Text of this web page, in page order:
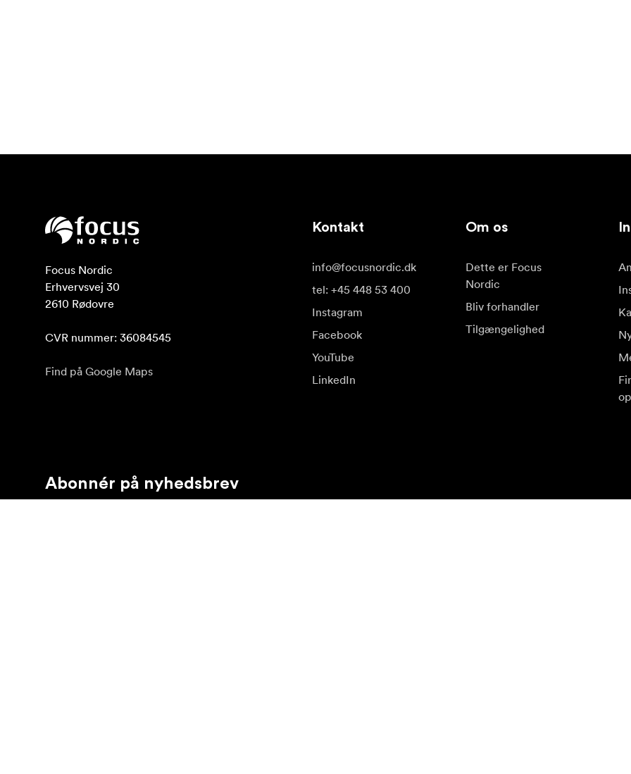
Focus Nordic
Erhvervsvej 30
2610 Rødovre
CVR nummer: 36084545
Find på Google Maps
Kontakt
info@focusnordic.dk
tel: +45 448 53 400
Instagram
Facebook
YouTube
LinkedIn
Om os
Dette er Focus
Nordic
Bliv forhandler
Tilgængelighed
Abonnér på nyhedsbrev